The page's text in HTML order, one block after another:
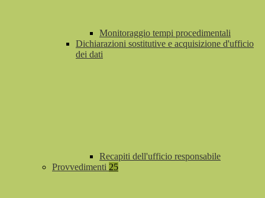
Monitoraggio tempi procedimentali
Dichiarazioni sostitutive e acquisizione d'ufficio
dei dati
Recapiti dell'ufficio responsabile
Provvedimenti 25